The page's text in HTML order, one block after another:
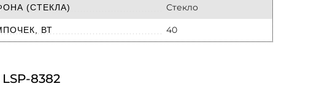
(СТЕКЛА) Стекло
ВТ 40
8382